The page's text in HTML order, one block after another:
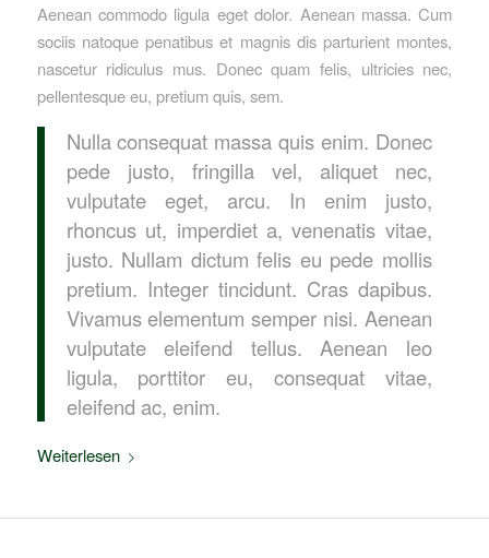
Aenean commodo ligula eget dolor. Aenean massa. Cum
sociis natoque penatibus et magnis dis parturient montes,
nascetur ridiculus mus. Donec quam felis, ultricies nec,
pellentesque eu, pretium quis, sem.
Nulla consequat massa quis enim. Donec
pede justo, fringilla vel, aliquet nec,
vulputate eget, arcu. In enim justo,
rhoncus ut, imperdiet a, venenatis vitae,
justo. Nullam dictum felis eu pede mollis
pretium. Integer tincidunt. Cras dapibus.
Vivamus elementum semper nisi. Aenean
vulputate eleifend tellus. Aenean leo
ligula, porttitor eu, consequat vitae,
eleifend ac, enim.
Weiterlesen